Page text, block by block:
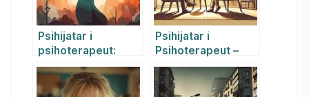
Psihijatar i
psihoterapeut:
Sličnosti i razlike u
svetlu mentalnog
zdravlja
Psihijatar i
Psihoterapeut –
Pronađite Pravu
Podršku za
Mentalno Zdravlje